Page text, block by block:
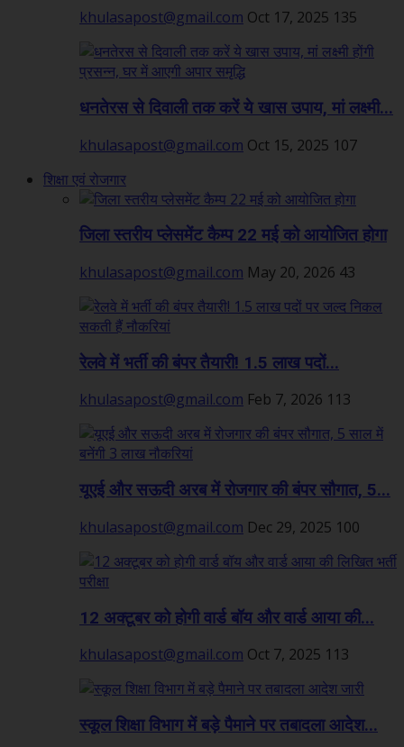
khulasapost@gmail.com Oct 17, 2025 135
धनतेरस से दिवाली तक करें ये खास उपाय, मां लक्ष्मी...
khulasapost@gmail.com Oct 15, 2025 107
शिक्षा एवं रोजगार
जिला स्तरीय प्लेसमेंट कैम्प 22 मई को आयोजित होगा
khulasapost@gmail.com May 20, 2026 43
रेलवे में भर्ती की बंपर तैयारी! 1.5 लाख पदों...
khulasapost@gmail.com Feb 7, 2026 113
यूएई और सऊदी अरब में रोजगार की बंपर सौगात, 5...
khulasapost@gmail.com Dec 29, 2025 100
12 अक्टूबर को होगी वार्ड बॉय और वार्ड आया की...
khulasapost@gmail.com Oct 7, 2025 113
स्कूल शिक्षा विभाग में बड़े पैमाने पर तबादला आदेश...